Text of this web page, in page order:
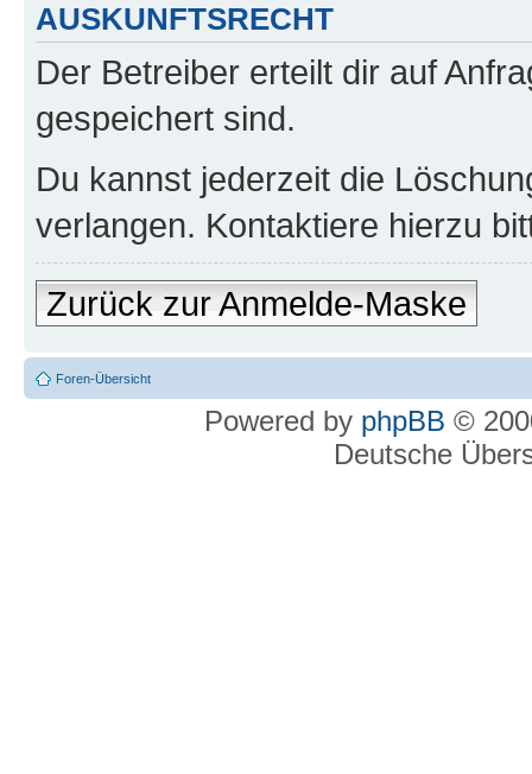
AUSKUNFTSRECHT
Der Betreiber erteilt dir auf
gespeichert sind.
Du kannst jederzeit die
verlangen. Kontaktiere hierzu
Zurück zur Anmelde-Maske
Foren-Übersicht
Powered by phpBB ©
Deutsche